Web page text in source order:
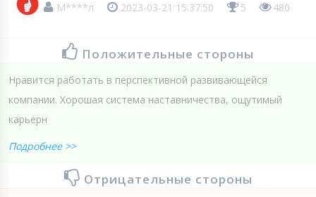
М****л 2023-03-21 15:37:50 5 480
Положительные стороны
Нравится работать в перспективной развивающейся
компании. Хорошая система наставничества, ощутимый
карьерн
Подробнее >>
Отрицательные стороны